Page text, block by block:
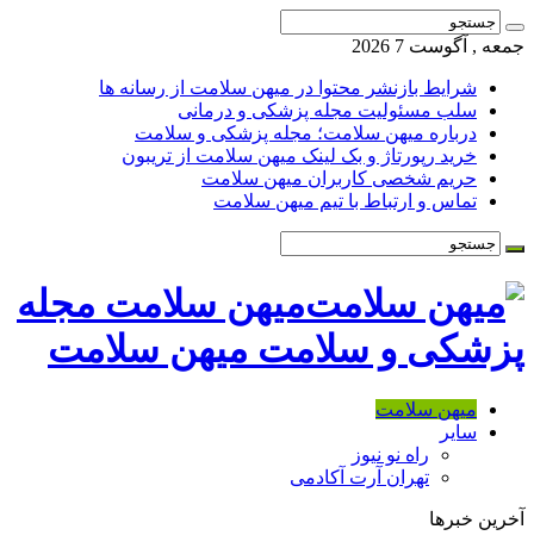
جمعه , آگوست 7 2026
شرایط بازنشر محتوا در میهن سلامت از رسانه ها
سلب مسئولیت مجله پزشکی و درمانی
درباره میهن سلامت؛ مجله پزشکی و سلامت
خرید رپورتاژ و بک لینک میهن سلامت از تریبون
حریم شخصی کاربران میهن سلامت
تماس و ارتباط با تیم میهن سلامت
میهن سلامت مجله
پزشکی و سلامت میهن سلامت
میهن سلامت
سایر
راه نو نیوز
تهران آرت آکادمی
آخرین خبرها